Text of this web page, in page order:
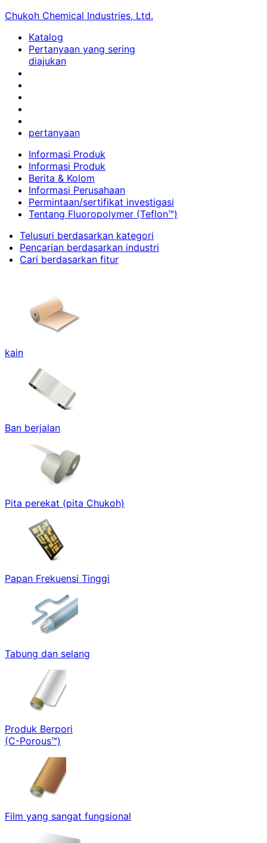
Chukoh Chemical Industries, Ltd.
Katalog
Pertanyaan yang sering
diajukan
pertanyaan
Informasi Produk
Informasi Produk
Berita & Kolom
Informasi Perusahaan
Permintaan/sertifikat investigasi
Tentang Fluoropolymer (Teflon™)
Telusuri berdasarkan kategori
Pencarian berdasarkan industri
Cari berdasarkan fitur
kain
Ban berjalan
Pita perekat (pita Chukoh)
Papan Frekuensi Tinggi
Tabung dan selang
Produk Berpori
(C-Porous™)
Film yang sangat fungsional